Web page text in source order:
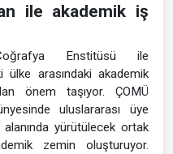
ile akademik iş
Enstitüsü ile
arasındaki akademik
önem taşıyor. ÇOMÜ
uluslararası üye
yürütülecek ortak
zemin oluşturuyor.